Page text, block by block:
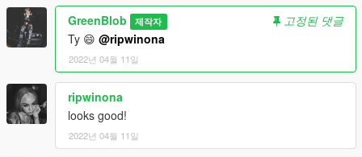
GreenBlob 제작자
고정된 댓글
Ty 😄 @ripwinona
2022년 04월 11일
ripwinona
looks good!
2022년 04월 11일